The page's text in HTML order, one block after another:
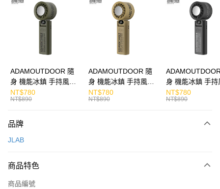
Apple Pay
運送方式
免運費
付款後7-11取貨
宅配
每筆NT$130，滿NT$399(含以上)免運費
ADAMOUTDOOR 隨
身 機能冰鎮 手持風扇
掛繩
NT$780
NT$890
ADAMOUTDOOR 隨
身 機能冰鎮 手持風扇
掛繩
NT$780
NT$890
身 機能冰鎮 手持
掛繩
NT$780
NT$890
品牌
JLAB
商品特色
商品編號